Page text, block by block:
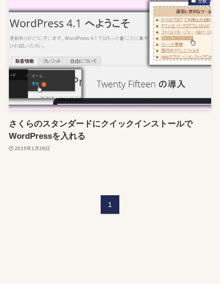
全般
さくらのスタンダードにクイックインストールで
WordPressを入れる
2015年1月28日
1